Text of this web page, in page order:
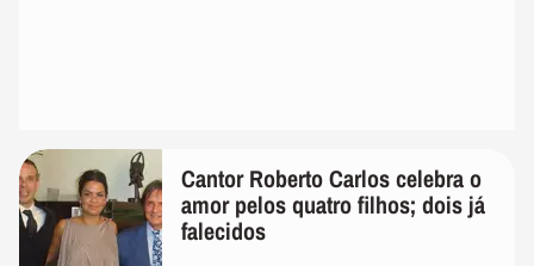
Cantor Roberto Carlos celebra o
amor pelos quatro filhos; dois já
falecidos